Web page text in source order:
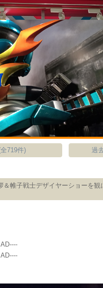
719件) 過
帷子戦士デザイヤーショーを観